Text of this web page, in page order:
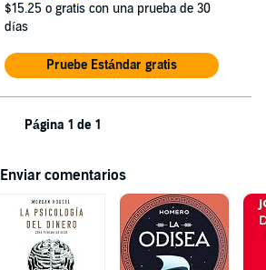
$15.25 o gratis con una prueba de 30
días
Pruebe Estándar gratis
Página 1 de 1
Enviar comentarios